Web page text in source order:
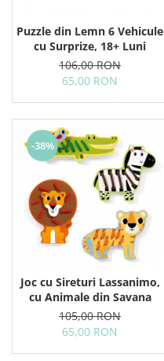
Puzzle din Lemn 6 Vehicule
cu Surprize, 18+ Luni
106,00 RON
65,00 RON
-38%
Joc cu Sireturi Lassanimo,
cu Animale din Savana
105,00 RON
65,00 RON